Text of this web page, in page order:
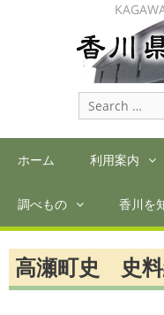
Search
for:
ホーム 利用案内
調べもの 香川を
高瀬町史 史